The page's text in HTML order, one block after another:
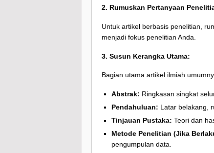
2. Rumuskan Pertanyaan
Untuk artikel berbasis penelitian,
menjadi fokus penelitian Anda.
3. Susun Kerangka Utama:
Bagian utama artikel ilmiah
Abstrak: Ringkasan singkat
Pendahuluan: Latar belakang,
Tinjauan Pustaka: Teori dan
Metode Penelitian (Jika
pengumpulan data.